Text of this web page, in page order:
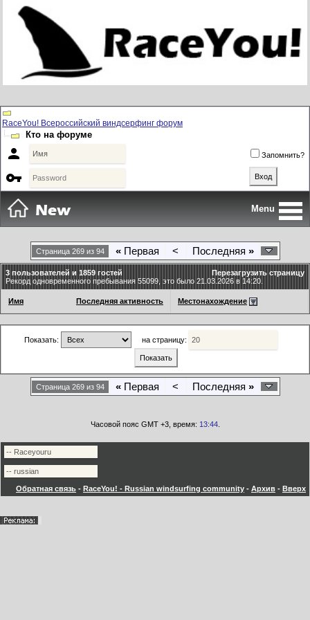
RaceYou! Всероссийский виндсерфинг форум
Кто на форуме
 Запомнить?

Menu
Страница 269 из 94 «Первая < Последняя »
Перезагрузить страницу
3 пользователей и 1859 гостей
Рекорд одновременного пребывания 55099, это было 21.03.2026 в 14:20.
Последняя активность
Имя Местонахождение
Показать: на страницу:
Страница 269 из 94 «Первая < Последняя »
Часовой пояс GMT +3, время: 13:44.
Обратная связь - RaceYou! - Russian windsurfing community - Архив - Вверх